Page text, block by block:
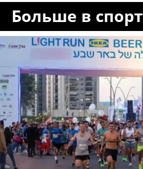
Больше в